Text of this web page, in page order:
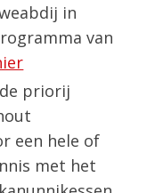
in
van
priorij
een hele of
met het